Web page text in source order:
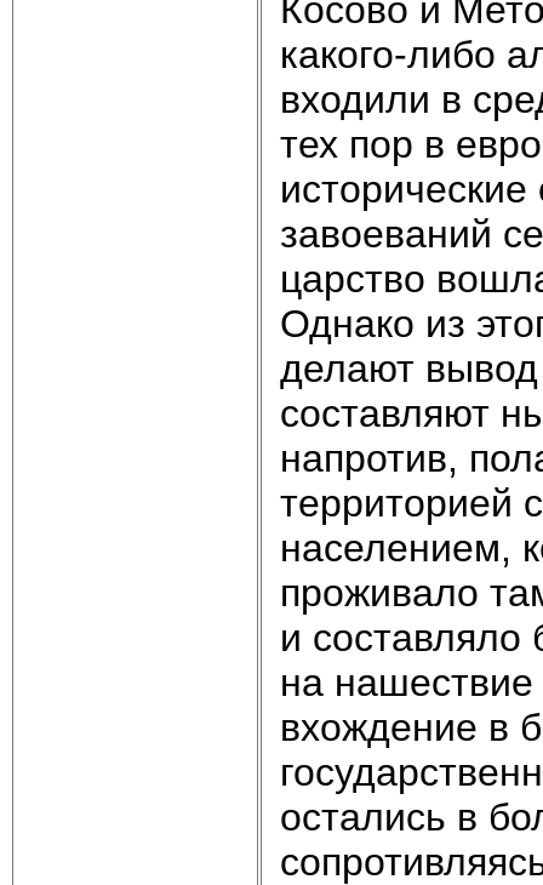
Косово и
какого-либо
входили в
тех пор в
завоеваний
царство
Однако из
делают
составляют
напротив,
территорией
населением,
проживало
и составляло
на нашествие
вхождение в
остались в